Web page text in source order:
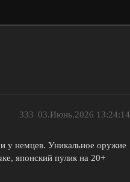
03.Июнь.2026 13:24:14
333
у немцев. Уникальное оружие
японский пулик на 20+